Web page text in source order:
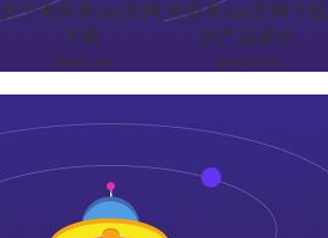
关于奇异果app官网
下载
about us
奇异果app官网下载
的产品展示
products